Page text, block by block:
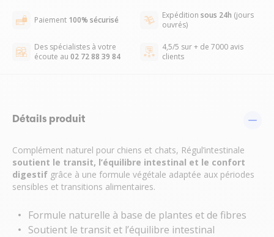
Paiement 100% sécurisé Expédition sous 24h (jours
ouvrés)
Des spécialistes à votre
écoute au 02 72 88 39 84
4,5/5 sur + de 7000 avis
clients
Détails produit
Complément naturel pour chiens et chats, Régul’intestinale
soutient le transit, l’équilibre intestinal et le confort
digestif grâce à une formule végétale adaptée aux périodes
sensibles et transitions alimentaires.
Formule naturelle à base de plantes et de fibres
Soutient le transit et l’équilibre intestinal